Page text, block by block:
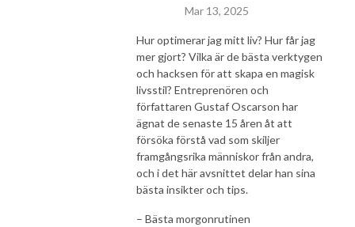
Mar 13, 2025
Hur optimerar jag mitt liv? Hur får jag
mer gjort? Vilka är de bästa verktygen
och hacksen för att skapa en magisk
livsstil? Entreprenören och
författaren Gustaf Oscarson har
ägnat de senaste 15 åren åt att
försöka förstå vad som skiljer
framgångsrika människor från andra,
och i det här avsnittet delar han sina
bästa insikter och tips.
– Bästa morgonrutinen